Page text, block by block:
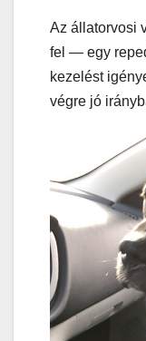
Az állatorvosi
fel — egy
kezelést
végre jó